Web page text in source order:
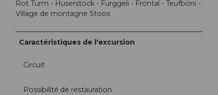
Rot Turm - Huserstock - Furggeli - Frontal - Teufböni -
Village de montagne Stoos
Caractéristiques de l'excursion
Circuit
Possibilité de restauration